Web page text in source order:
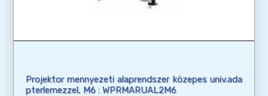
Projektor mennyezeti alaprendszer közepes univ.ada
pterlemezzel, M6 : WPRMARUAL2M6